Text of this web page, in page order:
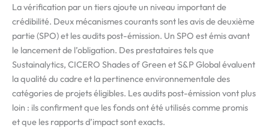
La vérification par un tiers ajoute un niveau important de
crédibilité. Deux mécanismes courants sont les avis de deuxième
partie (SPO) et les audits post-émission. Un SPO est émis avant
le lancement de l’obligation. Des prestataires tels que
Sustainalytics, CICERO Shades of Green et S&P Global évaluent
la qualité du cadre et la pertinence environnementale des
catégories de projets éligibles. Les audits post-émission vont plus
loin : ils confirment que les fonds ont été utilisés comme promis
et que les rapports d’impact sont exacts.